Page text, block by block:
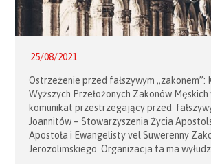
25/08/2021
Ostrzeżenie przed fałszywym „zakonem”:
Wyższych Przełożonych Zakonów Męskich
komunikat przestrzegający przed
Joannitów – Stowarzyszenia Życia
Apostoła i Ewangelisty vel Suwerenny
Jerozolimskiego. Organizacja ta ma